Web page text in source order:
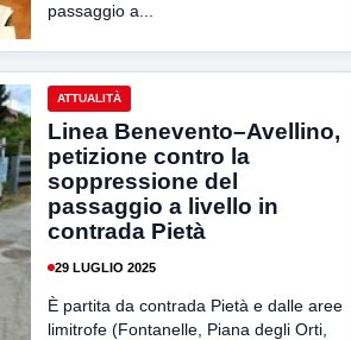
passaggio a...
ATTUALITÀ
Linea Benevento–Avellino,
petizione contro la
soppressione del
passaggio a livello in
contrada Pietà
29 LUGLIO 2025
È partita da contrada Pietà e dalle aree
limitrofe (Fontanelle, Piana degli Orti,